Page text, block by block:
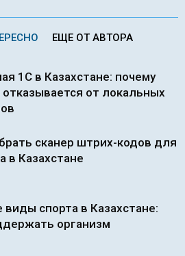
ЕЩЕ ОТ АВТОРА
1С в Казахстане: почему
отказывается от локальных
сканер штрих-кодов для
в Казахстане
виды спорта в Казахстане:
организм